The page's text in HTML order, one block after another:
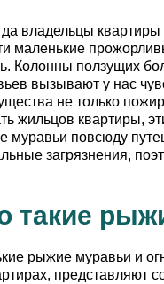
владельцы
маленькие
Колонны ползущих
вызывают у нас
не только
жильцов квартиры,
муравьи повсюду
загрязнения,
такие
рыжие муравьи и
представляют